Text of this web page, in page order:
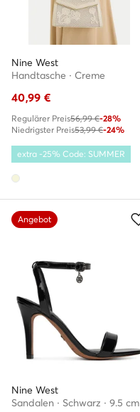
Nine West
Handtasche · Creme
40,99 €
Regulärer Preis56,99 €-28%
Niedrigster Preis53,99 €-24%
extra -25% Code: SUMMER
Angebot
Nine West
Sandalen · Schwarz · 9.5 cm